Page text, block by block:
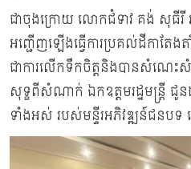
ជាចុងក្រោយ លោកជំទាវ គង់ សុធីរី
អញ្ជើញឡើងធ្វើការប្រគល់ដីកាតែង
ជាការលើកទឹកចិត្តនិងបានសំណេះ
សុទ្ខពីសំណាក់ ឯកឧត្តមរដ្ឋមន្ត្រី ជូន
ទាំងអស់ របស់មន្ទីរអភិវឌ្ឍន៍ជនបទ